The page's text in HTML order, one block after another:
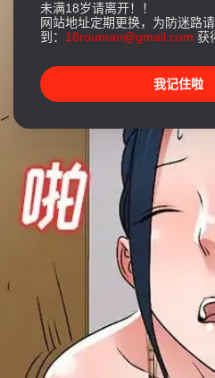
未满18岁请离开！！
网站地址定期更换，为防迷路
到： 18rouman@gmail.com 获
我记住啦